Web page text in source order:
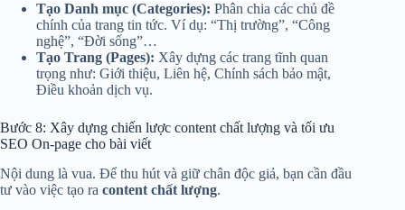
Tạo Danh mục (Categories): Phân chia các chủ đề
chính của trang tin tức. Ví dụ: “Thị trường”, “Công
nghệ”, “Đời sống”…
Tạo Trang (Pages): Xây dựng các trang tĩnh quan
trọng như: Giới thiệu, Liên hệ, Chính sách bảo mật,
Điều khoản dịch vụ.
Bước 8: Xây dựng chiến lược content chất lượng và tối ưu
SEO On-page cho bài viết
Nội dung là vua. Để thu hút và giữ chân độc giả, bạn cần đầu
tư vào việc tạo ra content chất lượng.